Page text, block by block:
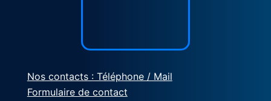
Nos contacts : Téléphone / Mail
Formulaire de contact